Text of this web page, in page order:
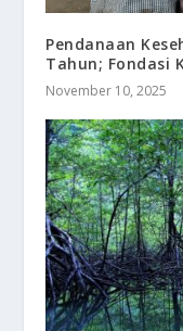
Pendanaan
Tahun; Fondasi
November 10, 2025